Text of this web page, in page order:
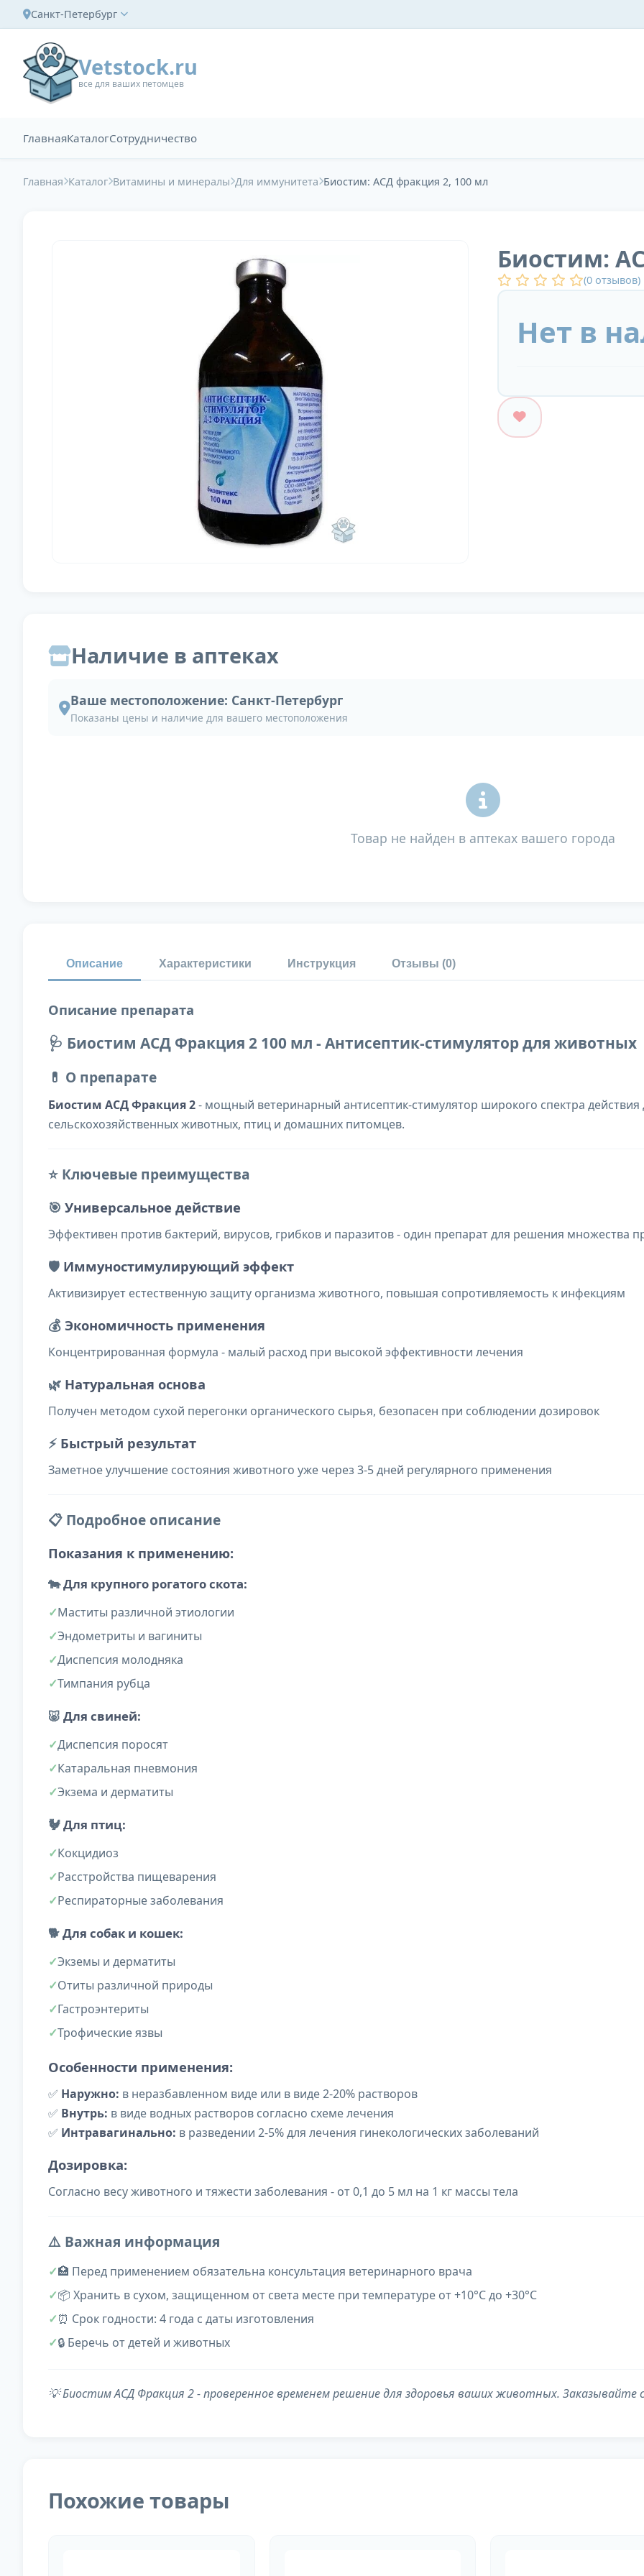
Санкт-Петербург
Vetstock.ru
все для ваших петомцев
ГлавнаяКаталогСотрудничество
Главная Каталог Витамины и минералы Для иммунитета Биостим: АСД фракция 2, 100 мл
Биостим:
(0 отзывов)
Нет в
Наличие в аптеках
Ваше местоположение: Санкт-Петербург
Показаны цены и наличие для вашего местоположения
Товар не найден в аптеках вашего города
Описание Характеристики Инструкция Отзывы (0)
Описание препарата
🩺 Биостим АСД Фракция 2 100 мл - Антисептик-стимулятор для животных
💊 О препарате
Биостим АСД Фракция 2- мощный ветеринарный антисептик-стимулятор широкого спектра
сельскохозяйственных животных, птиц и домашних питомцев.
⭐ Ключевые преимущества
🎯 Универсальное действие
Эффективен против бактерий, вирусов, грибков и паразитов - один препарат для решения множества
🛡️ Иммуностимулирующий эффект
Активизирует естественную защиту организма животного, повышая сопротивляемость к инфекциям
💰 Экономичность применения
Концентрированная формула - малый расход при высокой эффективности лечения
🌿 Натуральная основа
Получен методом сухой перегонки органического сырья, безопасен при соблюдении дозировок
⚡ Быстрый результат
Заметное улучшение состояния животного уже через 3-5 дней регулярного применения
📋 Подробное описание
Показания к применению:
🐄Для крупного рогатого скота:
Маститы различной этиологии
Эндометриты и вагиниты
Диспепсия молодняка
Тимпания рубца
🐷 Для свиней:
Диспепсия поросят
Катаральная пневмония
Экзема и дерматиты
🐓Для птиц:
Кокцидиоз
Расстройства пищеварения
Респираторные заболевания
🐕Для собак и кошек:
Экземы и дерматиты
Отиты различной природы
Гастроэнтериты
Трофические язвы
Особенности применения:
✅ Наружно: в неразбавленном виде или в виде 2-20% растворов
✅ Внутрь: в виде водных растворов согласно схеме лечения
✅ Интравагинально: в разведении 2-5% для лечения гинекологических заболеваний
Дозировка:
Согласно весу животного и тяжести заболевания - от 0,1 до 5 мл на 1 кг массы тела
⚠️ Важная информация
🏥 Перед применением обязательна консультация ветеринарного врача
📦 Хранить в сухом, защищенном от света месте при температуре от +10°С до +30°С
⏰ Срок годности: 4 года с даты изготовления
🔒 Беречь от детей и животных
💡Биостим АСД Фракция 2- проверенное временем решение для здоровья ваших животных. Заказывайте
Похожие товары